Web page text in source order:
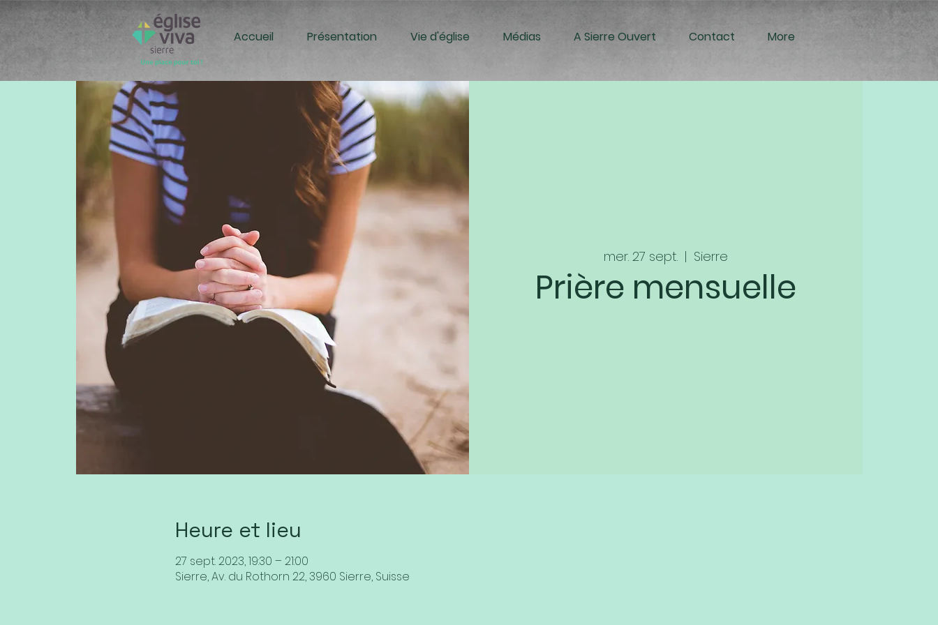
Accueil Présentation Vie d'église Médias A Sierre Ouvert Contact More
mer. 27 sept.
  |
Sierre
Prière mensuelle
Heure et lieu
27 sept. 2023, 19:30 – 21:00
Sierre, Av. du Rothorn 22, 3960 Sierre, Suisse